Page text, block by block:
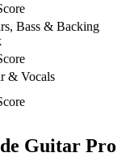
Bass & Backing
& Vocals
Guitar Pro